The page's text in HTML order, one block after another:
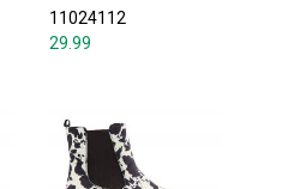
11024112
29.99